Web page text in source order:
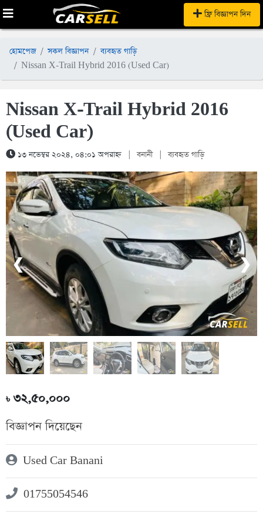
ফ্রি বিজ্ঞাপন দিন
হোমপেজ সকল বিজ্ঞাপন
ব্যবহৃত গাড়ি
Nissan X-Trail Hybrid 2016 (Used Car)
Nissan X-Trail Hybrid 2016
(Used Car)
১৩ নভেম্বর ২০২৪, ০৪:০১ অপরাহ্ন বনানী ব্যবহৃত গাড়ি
1 / 5
❮ ❯
৳৩২,৫০,০০০
বিজ্ঞাপন দিয়েছেন
Used Car Banani
01755054546